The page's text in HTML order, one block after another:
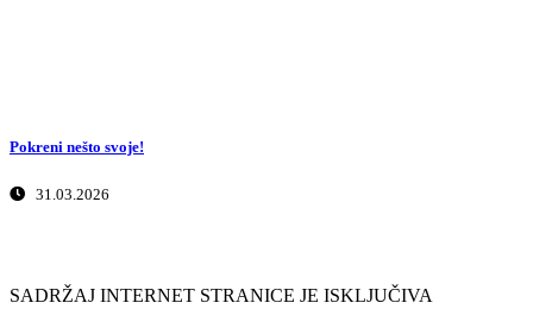
Pokreni nešto svoje!
31.03.2026
SADRŽAJ INTERNET STRANICE JE ISKLJUČIVA